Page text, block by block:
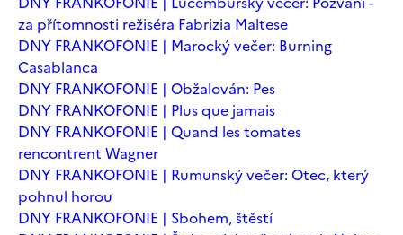
za přítomnosti režiséra Fabrizia Maltese
DNY FRANKOFONIE | Marocký večer: Burning
Casablanca
DNY FRANKOFONIE | Obžalován: Pes
DNY FRANKOFONIE | Plus que jamais
DNY FRANKOFONIE | Quand les tomates
rencontrent Wagner
DNY FRANKOFONIE | Rumunský večer: Otec, který
pohnul horou
DNY FRANKOFONIE | Sbohem, štěstí